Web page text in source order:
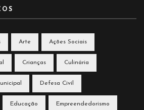
Arte Ações Sociais
Crianças Culinária
Defesa Civil
Educação Empreendedorismo